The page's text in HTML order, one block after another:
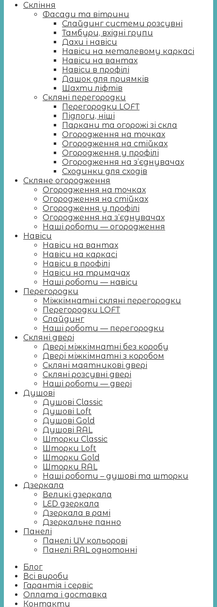
Скління
Фасади та вітрини
Слайдинг системи розсувні
Тамбури, вхідні групи
Дахи і навіси
Навіси на металевому каркасі
Навіси на вантах
Навіси в профілі
Дашок для приямків
Шахти ліфтів
Скляні перегородки
Перегородки LOFT
Підлоги, ніші
Паркани та огорожі зі скла
Огородження на точках
Огородження на стійках
Огородження у профілі
Огородження на з’єднувачах
Сходинки для сходів
Скляне огородження
Огородження на точках
Огородження на стійках
Огородження у профілі
Огородження на з’єднувачах
Наші роботи — огородження
Навіси
Навіси на вантах
Навіси на каркасі
Навіси в профілі
Навіси на тримачах
Наші роботи — навіси
Перегородки
Міжкімнатні скляні перегородки
Перегородки LOFT
Слайдинг
Наші роботи — перегородки
Скляні двері
Двері міжкімнатні без коробу
Двері міжкімнатні з коробом
Скляні маятникові двері
Скляні розсувні двері
Наші роботи — двері
Душові
Душові Classic
Душові Loft
Душові Gold
Душові RAL
Шторки Classic
Шторки Loft
Шторки Gold
Шторки RAL
Наші роботи – душові та шторки
Дзеркала
Великі дзеркала
LED дзеркала
Дзеркала в рамі
Дзеркальне панно
Панелі
Панелі UV кольорові
Панелі RAL однотонні
Блог
Всі вироби
Гарантія і сервіс
Оплата і доставка
Контакти